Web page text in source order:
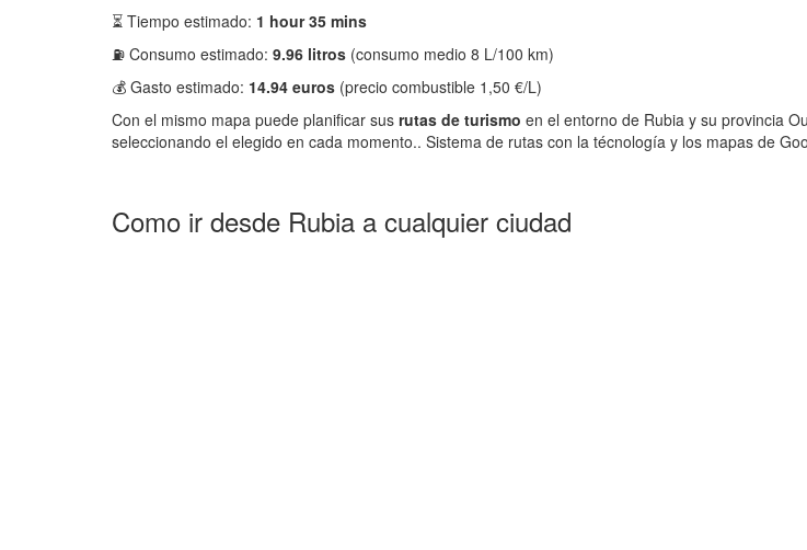
⏳ Tiempo estimado: 1 hour 35 mins
⛽ Consumo estimado: 9.96 litros (consumo medio 8 L/100 km)
💰 Gasto estimado: 14.94 euros (precio combustible 1,50 €/L)
Con el mismo mapa puede planificar sus rutas de turismo en el entorno de Rubia y su provincia
seleccionando el elegido en cada momento.. Sistema de rutas con la técnología y los mapas de
Como ir desde Rubia a cualquier ciudad